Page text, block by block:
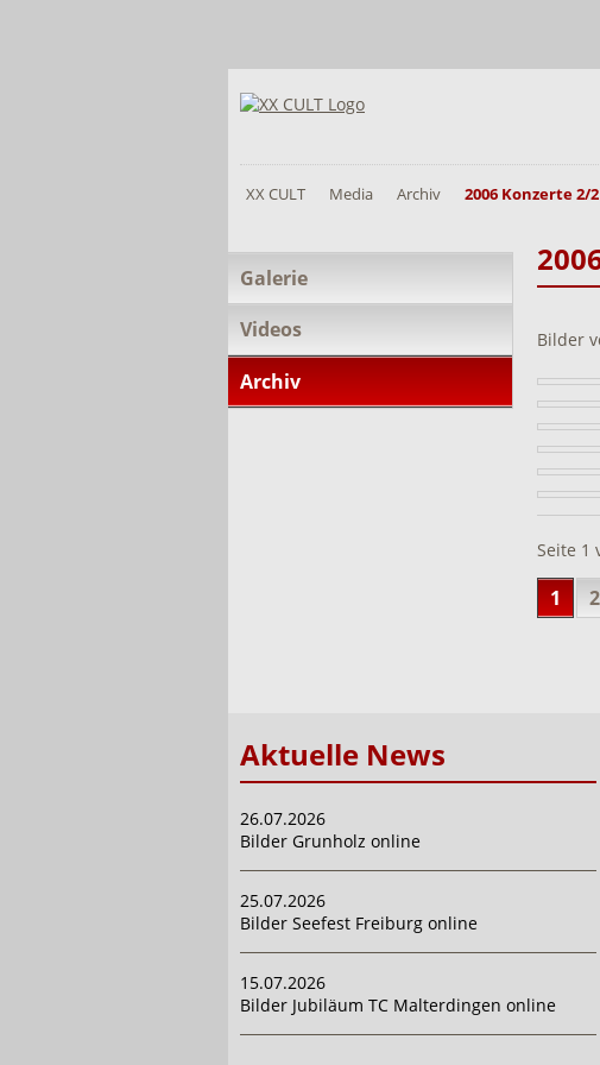
XX CULT Media Archiv 2006 Konzerte 2/2
Bilder
Seite 1
1 2
Navigation
überspringen
Galerie
Videos
Archiv
Aktuelle News
26.07.2026
Bilder Grunholz online
25.07.2026
Bilder Seefest Freiburg online
15.07.2026
Bilder Jubiläum TC Malterdingen online